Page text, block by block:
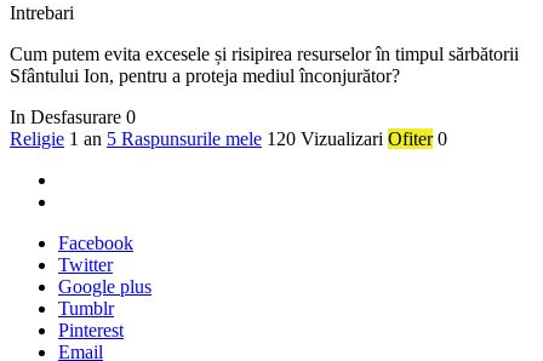
Intrebari
Cum putem evita excesele și risipirea resurselor în timpul sărbătorii
Sfântului Ion, pentru a proteja mediul înconjurător?
In Desfasurare 0
Religie 1 an 5 Raspunsurile mele 120 Vizualizari Ofiter 0
Facebook
Twitter
Google plus
Tumblr
Pinterest
Email